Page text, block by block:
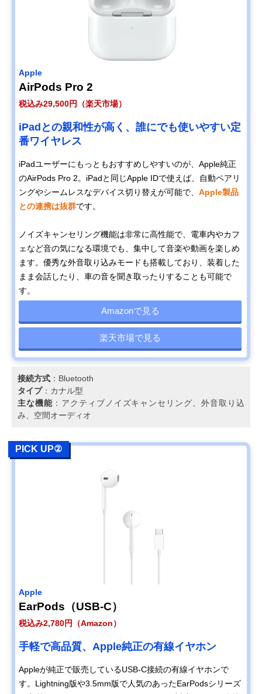
Apple
AirPods Pro 2
税込み29,500円（楽天市場）
iPadとの親和性が高く、誰にでも使いやすい定
番ワイヤレス
iPadユーザーにもっともおすすめしやすいのが、Apple純正
のAirPods Pro 2。iPadと同じApple IDで使えば、自動ペアリ
ングやシームレスなデバイス切り替えが可能で、 Apple製品
との連携は抜群です。
ノイズキャンセリング機能は非常に高性能で、電車内やカフ
ェなど音の気になる環境でも、集中して音楽や動画を楽しめ
ます。優秀な外音取り込みモードも搭載しており、装着した
まま会話したり、車の音を聞き取ったりすることも可能で
す。
Amazonで見る
楽天市場で見る
接続方式 ：Bluetooth
タイプ：カナル型
主な機能：アクティブノイズキャンセリング、外音取り込
み、空間オーディオ
PICK UP②
Apple
EarPods（USB-C）
税込み2,780円（Amazon）
手軽で高品質、Apple純正の有線イヤホン
Appleが純正で販売しているUSB-C接続の有線イヤホンで
す。Lightning版や3.5mm版で人気のあったEarPodsシリーズ